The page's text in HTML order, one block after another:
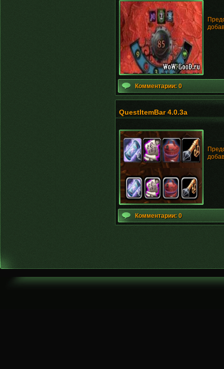
Комментарии: 0
QuestItemBar 4.0.3a
Комментарии: 0